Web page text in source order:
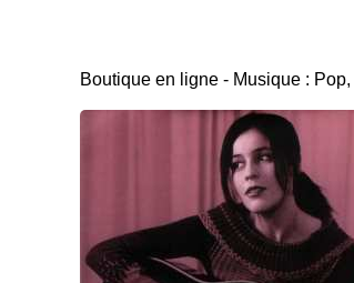
Boutique en ligne - Musique :